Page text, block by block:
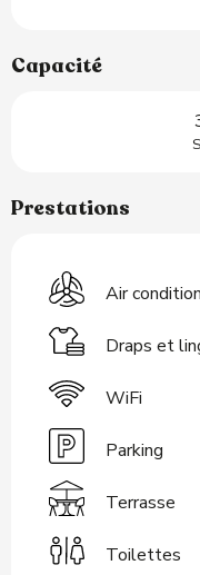
Capacité
Prestations
Air
Draps et
WiFi
Parking
Terrasse
Toilettes